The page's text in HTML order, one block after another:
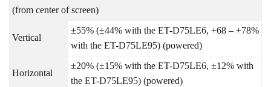
(from center of screen)
Vertical
±55% (±44% with the ET-D75LE6, +68 – +78%
with the ET-D75LE95) (powered)
Horizontal
±20% (±15% with the ET-D75LE6, ±12% with
the ET-D75LE95) (powered)